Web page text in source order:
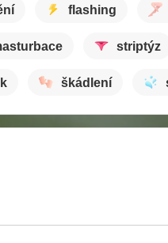
flashing
striptýz
škádlení